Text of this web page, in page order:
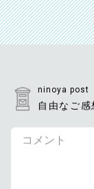
ninoya post
自由なご感